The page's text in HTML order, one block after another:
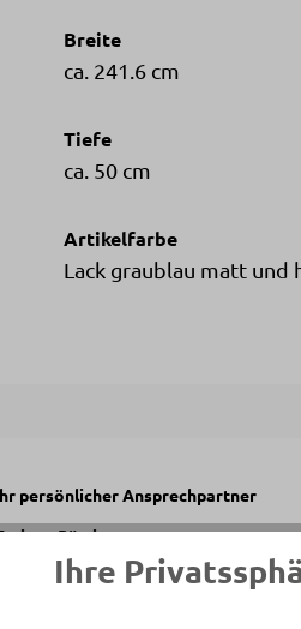
Breite
ca. 241.6 cm
Tiefe
ca. 50 cm
Artikelfarbe
Lack graublau matt und
persönlicher Ansprechpartner
Bättig
Ihre